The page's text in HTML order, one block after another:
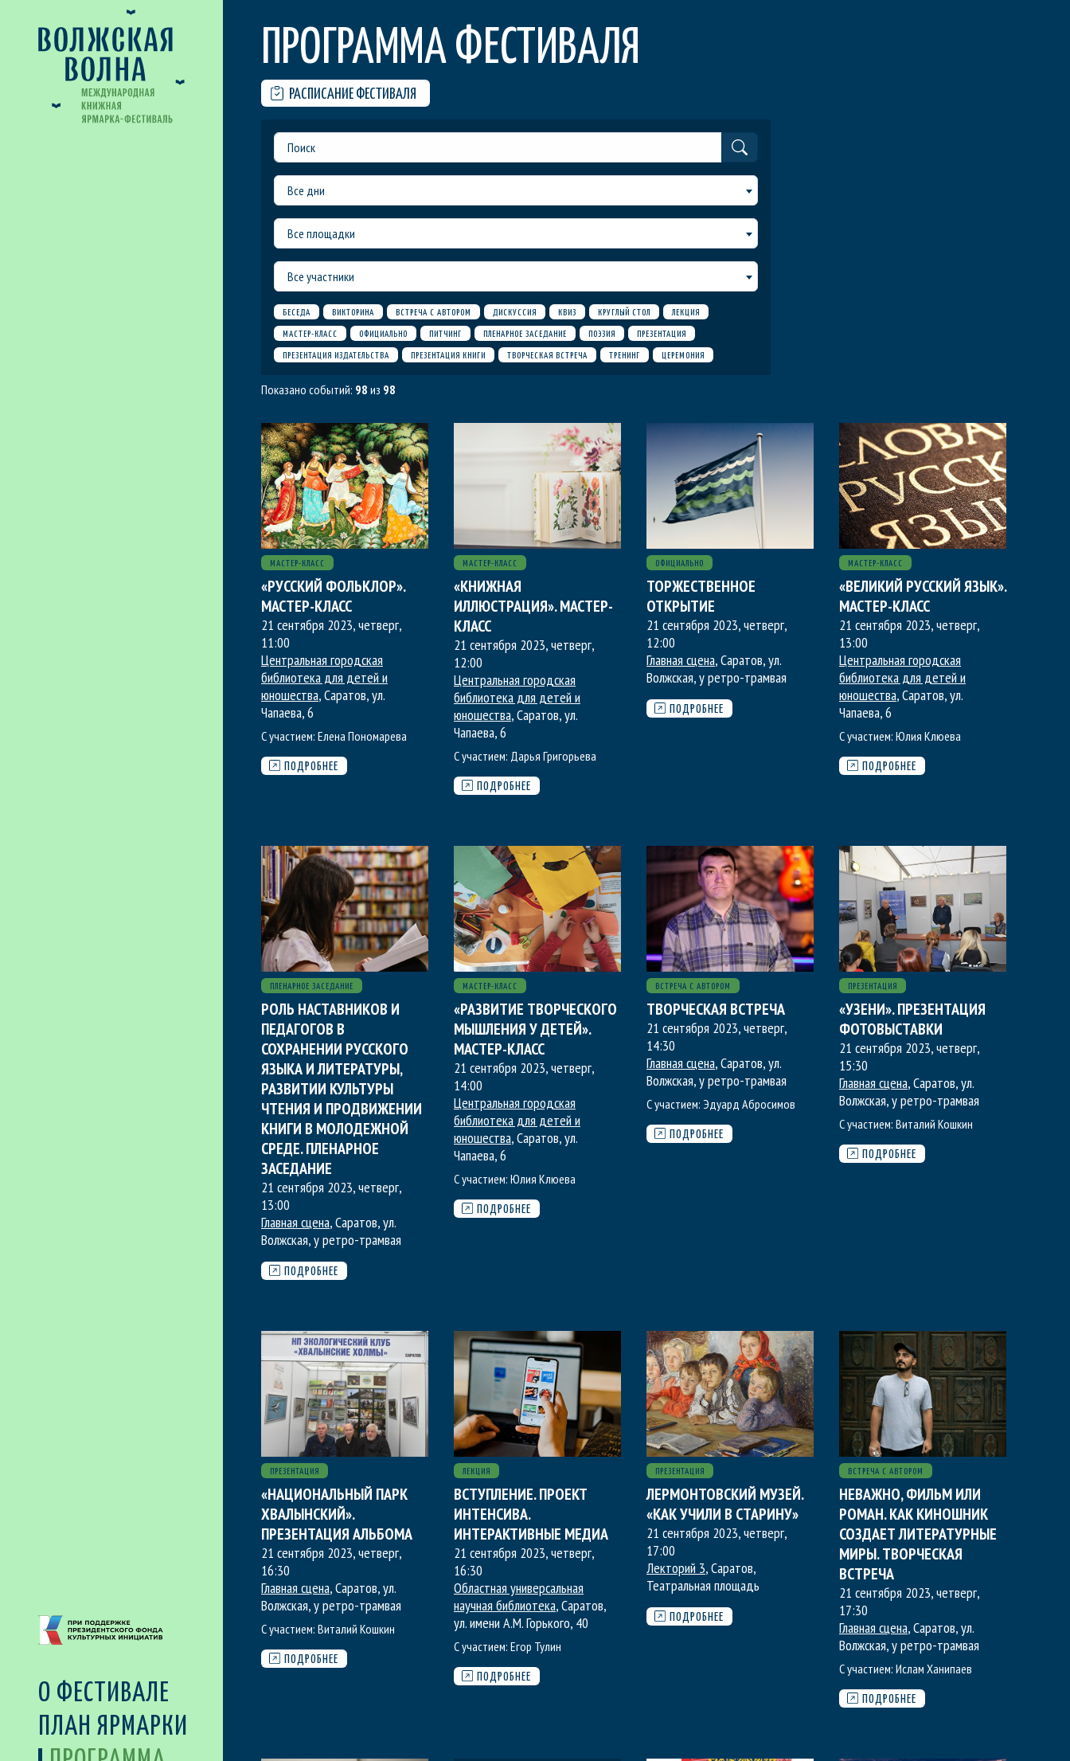
О ФЕСТИВАЛЕ
ПЛАН ЯРМАРКИ
ПРОГРАММА ФЕСТИВАЛЯ
РАСПИСАНИЕ ФЕСТИВАЛЯ
Все дни
Все площадки
Все участники
БЕСЕДА ВИКТОРИНА ВСТРЕЧА С АВТОРОМ ДИСКУССИЯ КВИЗ КРУГЛЫЙ СТОЛ ЛЕКЦИЯ
МАСТЕР-КЛАСС ОФИЦИАЛЬНО ПИТЧИНГ ПЛЕНАРНОЕ ЗАСЕДАНИЕ ПОЭЗИЯ ПРЕЗЕНТАЦИЯ
ПРЕЗЕНТАЦИЯ ИЗДАТЕЛЬСТВА ПРЕЗЕНТАЦИЯ КНИГИ ТВОРЧЕСКАЯ ВСТРЕЧА ТРЕНИНГ ЦЕРЕМОНИЯ
Показано событий: 98 из 98
МАСТЕР-КЛАСС
«РУССКИЙ ФОЛЬКЛОР».
МАСТЕР-КЛАСС
21 сентября 2023, четверг,
11:00
Центральная городская
библиотека для детей и
юношества, Саратов, ул.
Чапаева, 6
С участием: Елена Пономарева
ПОДРОБНЕЕ
МАСТЕР-КЛАСС
«КНИЖНАЯ
ИЛЛЮСТРАЦИЯ». МАСТЕР-
КЛАСС
21 сентября 2023, четверг,
12:00
Центральная городская
библиотека для детей и
юношества, Саратов, ул.
Чапаева, 6
С участием: Дарья Григорьева
ПОДРОБНЕЕ
ОФИЦИАЛЬНО
ТОРЖЕСТВЕННОЕ
ОТКРЫТИЕ
21 сентября 2023, четверг,
12:00
Главная сцена, Саратов, ул.
Волжская, у ретро-трамвая
ПОДРОБНЕЕ
МАСТЕР-КЛАСС
«ВЕЛИКИЙ РУССКИЙ ЯЗЫК».
МАСТЕР-КЛАСС
21 сентября 2023, четверг,
13:00
Центральная городская
библиотека для детей и
юношества, Саратов, ул.
Чапаева, 6
С участием: Юлия Клюева
ПОДРОБНЕЕ
ПЛЕНАРНОЕ ЗАСЕДАНИЕ
РОЛЬ НАСТАВНИКОВ И
ПЕДАГОГОВ В
СОХРАНЕНИИ РУССКОГО
ЯЗЫКА И ЛИТЕРАТУРЫ,
РАЗВИТИИ КУЛЬТУРЫ
ЧТЕНИЯ И ПРОДВИЖЕНИИ
КНИГИ В МОЛОДЕЖНОЙ
СРЕДЕ. ПЛЕНАРНОЕ
ЗАСЕДАНИЕ
21 сентября 2023, четверг,
13:00
Главная сцена, Саратов, ул.
Волжская, у ретро-трамвая
ПОДРОБНЕЕ
МАСТЕР-КЛАСС
«РАЗВИТИЕ ТВОРЧЕСКОГО
МЫШЛЕНИЯ У ДЕТЕЙ».
МАСТЕР-КЛАСС
21 сентября 2023, четверг,
14:00
Центральная городская
библиотека для детей и
юношества, Саратов, ул.
Чапаева, 6
С участием: Юлия Клюева
ПОДРОБНЕЕ
ВСТРЕЧА С АВТОРОМ
ТВОРЧЕСКАЯ ВСТРЕЧА
21 сентября 2023, четверг,
14:30
Главная сцена, Саратов, ул.
Волжская, у ретро-трамвая
С участием: Эдуард Абросимов
ПОДРОБНЕЕ
ПРЕЗЕНТАЦИЯ
«УЗЕНИ». ПРЕЗЕНТАЦИЯ
ФОТОВЫСТАВКИ
21 сентября 2023, четверг,
15:30
Главная сцена, Саратов, ул.
Волжская, у ретро-трамвая
С участием: Виталий Кошкин
ПОДРОБНЕЕ
ПРЕЗЕНТАЦИЯ
«НАЦИОНАЛЬНЫЙ ПАРК
ХВАЛЫНСКИЙ».
ПРЕЗЕНТАЦИЯ АЛЬБОМА
21 сентября 2023, четверг,
16:30
Главная сцена, Саратов, ул.
Волжская, у ретро-трамвая
С участием: Виталий Кошкин
ПОДРОБНЕЕ
ЛЕКЦИЯ
ВСТУПЛЕНИЕ. ПРОЕКТ
ИНТЕНСИВА.
ИНТЕРАКТИВНЫЕ МЕДИА
21 сентября 2023, четверг,
16:30
Областная универсальная
научная библиотека, Саратов,
ул. имени А.М. Горького, 40
С участием: Егор Тулин
ПОДРОБНЕЕ
ПРЕЗЕНТАЦИЯ
ЛЕРМОНТОВСКИЙ МУЗЕЙ.
«КАК УЧИЛИ В СТАРИНУ»
21 сентября 2023, четверг,
17:00
Лекторий 3, Саратов,
Театральная площадь
ПОДРОБНЕЕ
ВСТРЕЧА С АВТОРОМ
НЕВАЖНО, ФИЛЬМ ИЛИ
РОМАН. КАК КИНОШНИК
СОЗДАЕТ ЛИТЕРАТУРНЫЕ
МИРЫ. ТВОРЧЕСКАЯ
ВСТРЕЧА
21 сентября 2023, четверг,
17:30
Главная сцена, Саратов, ул.
Волжская, у ретро-трамвая
С участием: Ислам Ханипаев
ПОДРОБНЕЕ